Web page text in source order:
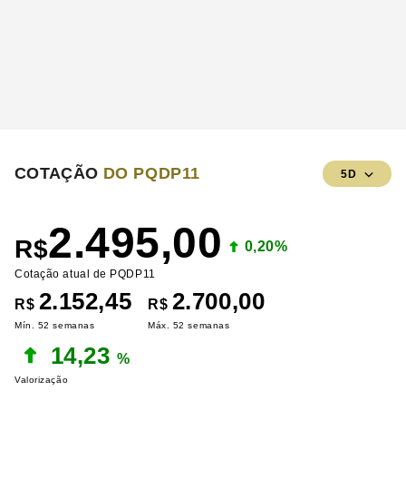
COTAÇÃO DO PQDP11 5D
R$2.495,00 0,20%
Cotação atual de PQDP11
R$ 2.152,45
Mín. 52 semanas
R$ 2.700,00
Máx. 52 semanas
14,23 %
Valorização